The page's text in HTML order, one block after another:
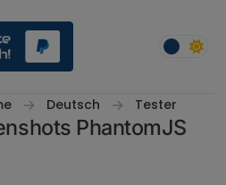
Deutsch Tester
PhantomJS